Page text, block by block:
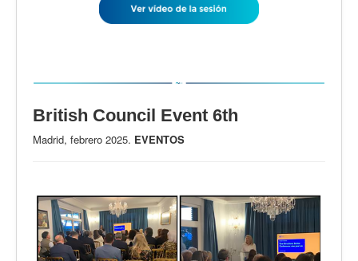
British Council Event 6th
Madrid, febrero 2025. EVENTOS